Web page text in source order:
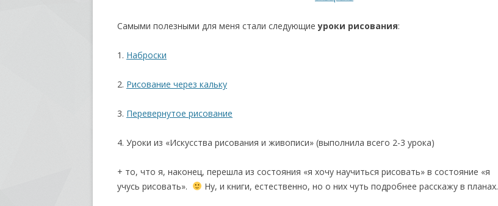
Самыми полезными для меня стали следующиеуроки рисования:
1. Наброски
2. Рисование через кальку
3. Перевернутое рисование
4. Уроки из «Искусства рисования и живописи» (выполнила всего 2-3 урока)
+ то, что я, наконец, перешла из состояния «я хочу научиться рисовать» в состояние «я
учусь рисовать».
Ну, и книги, естественно, но о них чуть подробнее расскажу в планах.